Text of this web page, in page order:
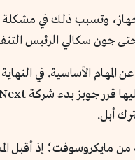
وتسبب ذلك في
جون سكالي الرئيس
أبل.
مايكروسوفت؛ إذ أقبل